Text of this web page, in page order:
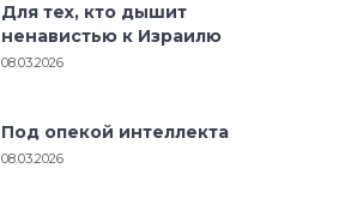
Для тех, кто дышит
ненавистью к Израилю
08.03.2026
Под опекой интеллекта
08.03.2026